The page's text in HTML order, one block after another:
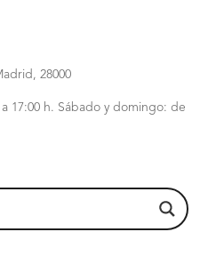
28000
17:00 h. Sábado y domingo: de